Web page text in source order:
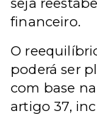
seja
financeiro.
O
poderá ser
com base
artigo 37,